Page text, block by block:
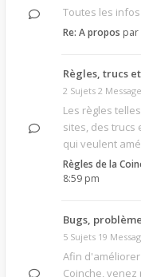
Toutes les
Re: A propos par
Règles, trucs
2 Sujets 2
Les règles
sites, des trucs
qui veulent
Règles de la
8:59 pm
Bugs,
5 Sujets 19
Afin
Coinche,